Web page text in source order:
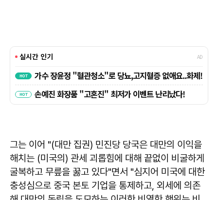
그는 이어 "(대만 집권) 민진당 당국은 대만의 이익을
해치는 (미국의) 관세 괴롭힘에 대해 끝없이 비굴하게
굴복하고 무릎을 꿇고 있다"면서 "심지어 미국에 대한
충성심으로 중국 본토 기업을 통제하고, 외세에 의존